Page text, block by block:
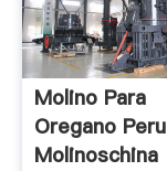
Molino Para
Oregano
Molinoschina